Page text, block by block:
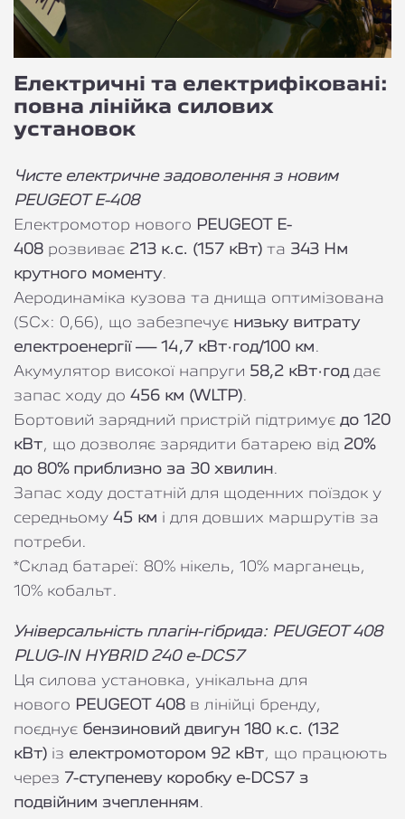
Електричні та електрифіковані:
повна лінійка силових
установок
Чисте електричне задоволення з новим
PEUGEOT E-408
Електромотор нового PEUGEOT E-
408 розвиває 213 к.с. (157 кВт) та 343 Нм
крутного моменту.
Аеродинаміка кузова та днища оптимізована
(SCx: 0,66), що забезпечує низьку витрату
електроенергії — 14,7 кВт·год/100 км .
Акумулятор високої напруги 58,2 кВт·год дає
запас ходу до 456 км (WLTP).
Бортовий зарядний пристрій підтримує до 120
кВт , що дозволяє зарядити батарею від 20%
до 80% приблизно за 30 хвилин.
Запас ходу достатній для щоденних поїздок у
середньому 45 км і для довших маршрутів за
потреби.
*Склад батареї: 80% нікель, 10% марганець,
10% кобальт.
Універсальність плагін-гібрида: PEUGEOT 408
PLUG-IN HYBRID 240 e-DCS7
Ця силова установка, унікальна для
нового PEUGEOT 408 в лінійці бренду,
поєднує бензиновий двигун 180 к.с. (132
кВт) із електромотором 92 кВт , що працюють
через 7-ступеневу коробку e-DCS7 з
подвійним зчепленням .